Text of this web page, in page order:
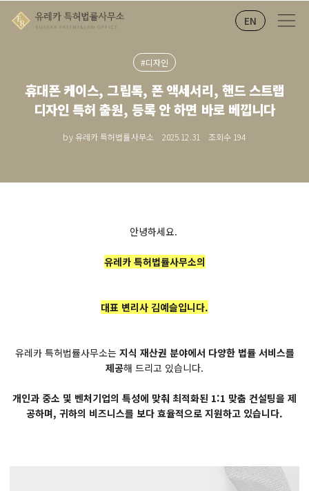
EN
#디자인
휴대폰 케이스, 그립톡, 폰 액세서리, 핸드 스트랩
디자인 특허 출원, 등록 안 하면 바로 베낍니다
by 유레카 특허법률사무소 2025.12.31 조회수 194
안녕하세요.
유레카 특허법률사무소의
대표 변리사 김예슬입니다.
유레카 특허법률사무소는 지식 재산권 분야에서 다양한 법률 서비스를
제공해 드리고 있습니다.
개인과 중소 및 벤처기업의 특성에 맞춰 최적화된 1:1 맞춤 컨설팅을 제
공하며, 귀하의 비즈니스를 보다 효율적으로 지원하고 있습니다.